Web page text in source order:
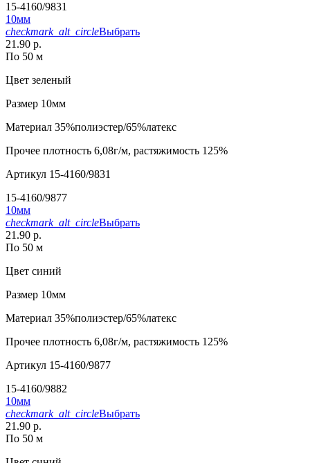
15-4160/9831
10мм
checkmark_alt_circleВыбрать
21.90 р.
По 50 м
Цвет зеленый
Размер 10мм
Материал 35%полиэстер/65%латекс
Прочее плотность 6,08г/м, растяжимость 125%
Артикул 15-4160/9831
15-4160/9877
10мм
checkmark_alt_circleВыбрать
21.90 р.
По 50 м
Цвет синий
Размер 10мм
Материал 35%полиэстер/65%латекс
Прочее плотность 6,08г/м, растяжимость 125%
Артикул 15-4160/9877
15-4160/9882
10мм
checkmark_alt_circleВыбрать
21.90 р.
По 50 м